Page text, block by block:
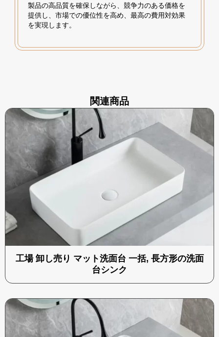
製品の高品質を確保しながら、競争力のある価格を
提供し、市場での優位性を高め、最高の費用対効果
を実現します。
関連商品
工場 卸し売り マット洗面台 一括, 長方形の洗面
台シンク